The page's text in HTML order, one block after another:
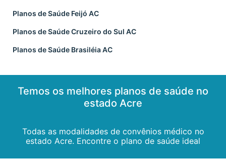
Planos de Saúde Feijó AC
Planos de Saúde Cruzeiro do Sul AC
Planos de Saúde Brasiléia AC
Temos os melhores planos de saúde no
estado Acre
Todas as modalidades de convênios médico no
estado Acre. Encontre o plano de saúde ideal